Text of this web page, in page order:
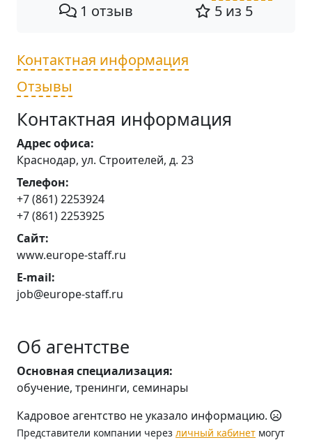
1 отзыв
5 из 5
Контактная информация
Отзывы
Контактная информация
Адрес офиса:
Краснодар, ул. Строителей, д. 23
Телефон:
+7 (861) 2253924
+7 (861) 2253925
Сайт:
www.europe-staff.ru
E-mail:
job@europe-staff.ru
Об агентстве
Основная специализация:
обучение, тренинги, семинары
Кадровое агентство не указало информацию.
Представители компании через личный кабинет могут